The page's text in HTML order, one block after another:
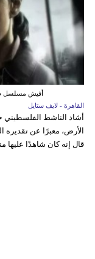
أفيش مسلسل
القاهرة - لايف ستايل
أشاد الناشط
الأرض، معبرًا عن تقديره
قال إنه كان شاهدًا عليها